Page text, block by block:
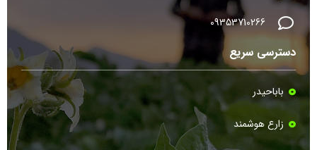
09353710266
دسترسی سریع
باباحیدر
زارع هوشمند